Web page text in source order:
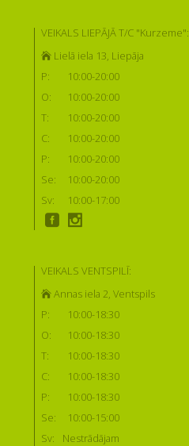
VEIKALS LIEPĀJĀ T/C "Kurzeme":
Lielā iela 13, Liepāja
P:
10:00-20:00
O:
10:00-20:00
T:
10:00-20:00
C:
10:00-20:00
P:
10:00-20:00
Se:
10:00-20:00
Sv:
10:00-17:00
VEIKALS VENTSPILĪ:
Annas iela 2, Ventspils
P:
10:00-18:30
O:
10:00-18:30
T:
10:00-18:30
C:
10:00-18:30
P:
10:00-18:30
Se:
10:00-15:00
Sv:
Nestrādājam